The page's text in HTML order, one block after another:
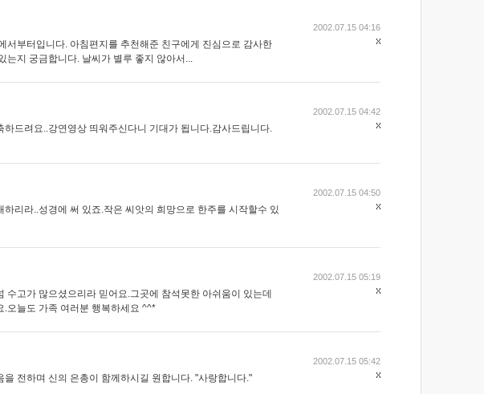
서부터입니다. 아침편지를 추천해준 친구에게 진심으로 감사한
는지 궁금합니다. 날씨가 별루 좋지 않아서...
2002.07.15 04:16
하드려요..강연영상 띄워주신다니 기대가 됩니다.감사드립니다.
2002.07.15 04:42
리라..성경에 써 있죠.작은 씨앗의 희망으로 한주를 시작할수 있
2002.07.15 04:50
수고가 많으셨으리라 믿어요.그곳에 참석못한 아쉬움이 있는데
.오늘도 가족 여러분 행복하세요 ^^*
2002.07.15 05:19
전하며 신의 은총이 함께하시길 원합니다. "사랑합니다."
2002.07.15 05:42